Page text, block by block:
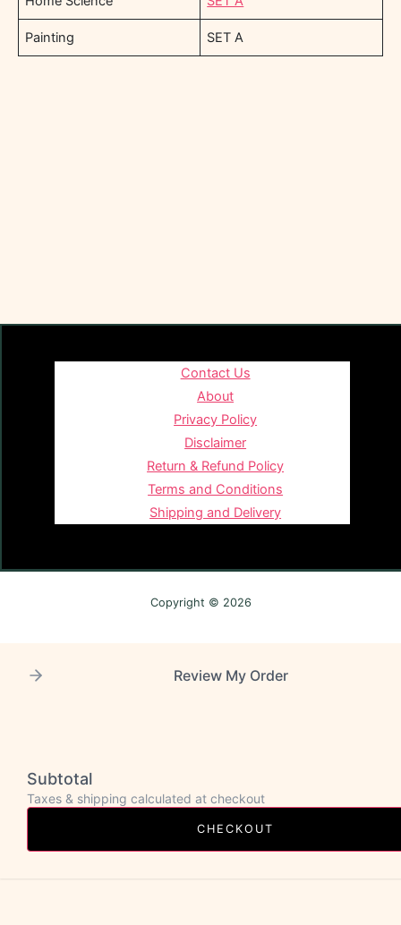
Painting SET A
Contact Us
About
Privacy Policy
Disclaimer
Return & Refund Policy
Terms and Conditions
Shipping and Delivery
Copyright © 2026
Review My Order
Subtotal
Taxes & shipping calculated at checkout
CHECKOUT